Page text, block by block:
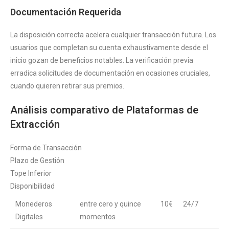
Documentación Requerida
La disposición correcta acelera cualquier transacción futura. Los
usuarios que completan su cuenta exhaustivamente desde el
inicio gozan de beneficios notables. La verificación previa
erradica solicitudes de documentación en ocasiones cruciales,
cuando quieren retirar sus premios.
Análisis comparativo de Plataformas de
Extracción
Forma de Transacción
Plazo de Gestión
Tope Inferior
Disponibilidad
Monederos
Digitales
entre cero y quince
momentos
10€ 24/7